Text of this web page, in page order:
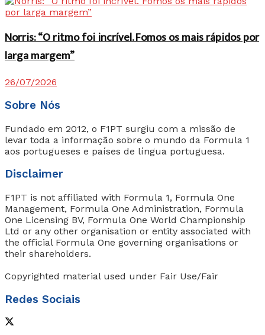
Norris: “O ritmo foi incrível. Fomos os mais rápidos por
larga margem”
26/07/2026
Sobre Nós
Fundado em 2012, o F1PT surgiu com a missão de
levar toda a informação sobre o mundo da Formula 1
aos portugueses e países de língua portuguesa.
Disclaimer
F1PT is not affiliated with Formula 1, Formula One
Management, Formula One Administration, Formula
One Licensing BV, Formula One World Championship
Ltd or any other organisation or entity associated with
the official Formula One governing organisations or
their shareholders.
Copyrighted material used under Fair Use/Fair
Redes Sociais